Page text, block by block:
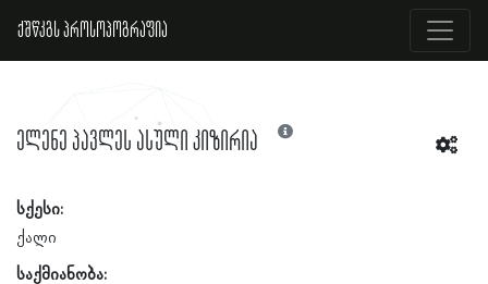
ქშწკგს პროსოპოგრაფია
ელენე პავლეს ასული კიზირია
სქესი:
ქალი
საქმიანობა: